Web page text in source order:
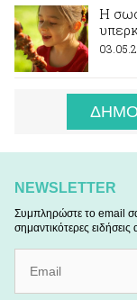
Η
NEWSLETTER
Συμπληρώστε το email
σημαντικότερες